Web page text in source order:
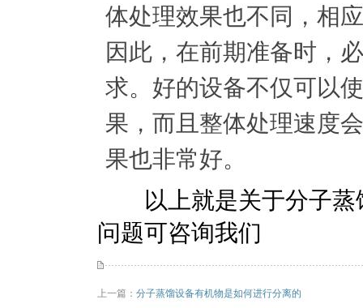
体处理效果也不同，相
因此，在前期准备时，
求。好的设备不仅可以
果，而且整体处理速度
果也非常好。
以上就是关于分子蒸
问题可咨询我们
上一篇： 分子蒸馏设备有机物是如何进行分离的